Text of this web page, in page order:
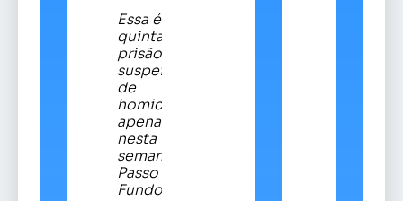
Essa é a
quinta
prisão de
suspeitos
de
homicídios
apenas
nesta
semana em
Passo
Fundo